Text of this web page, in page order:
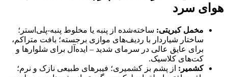
هوای سرد
مخمل کبریتی: ساخته‌شده از پنبه یا مخلوط پنبه-پلی‌استر؛
ساختار شیاردار با ردیف‌های موازی برجسته؛ بافت متراکم،
برای عایق عالی در سرمای شدید – ایده‌آل برای شلوارها و
کت‌های کلاسیک.
کشمیر: از پشم بز کشمیری؛ فیبرهای طبیعی نازک و نرم؛